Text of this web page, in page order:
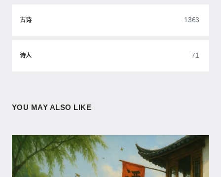
古诗 1363
诗人 71
YOU MAY ALSO LIKE